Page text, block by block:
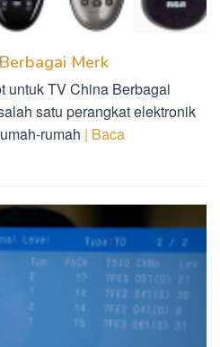
Merk
untuk TV China Berbagai
satu perangkat elektronik
rumah | Baca